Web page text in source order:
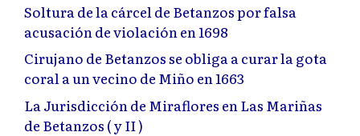
Soltura de la cárcel de Betanzos por falsa
acusación de violación en 1698
Cirujano de Betanzos se obliga a curar la gota
coral a un vecino de Miño en 1663
La Jurisdicción de Miraflores en Las Mariñas
de Betanzos ( y II )